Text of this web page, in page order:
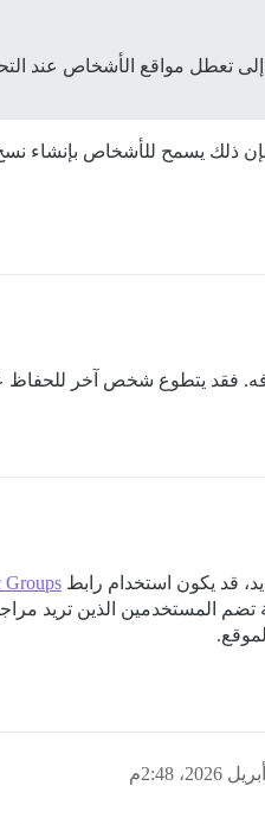
فقد يتطوع شخص آخر للحفاظ
قد يكون استخدام رابط Groups
المستخدمين الذين تريد